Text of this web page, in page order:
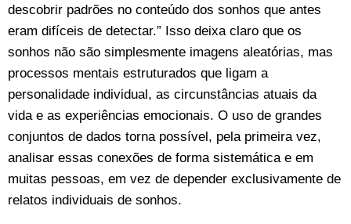
descobrir padrões no conteúdo dos sonhos que antes
eram difíceis de detectar.” Isso deixa claro que os
sonhos não são simplesmente imagens aleatórias, mas
processos mentais estruturados que ligam a
personalidade individual, as circunstâncias atuais da
vida e as experiências emocionais. O uso de grandes
conjuntos de dados torna possível, pela primeira vez,
analisar essas conexões de forma sistemática e em
muitas pessoas, em vez de depender exclusivamente de
relatos individuais de sonhos.